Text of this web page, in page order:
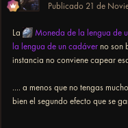
Publicado 21 de
La Moneda de la lengua de
la lengua de un cadáver no son
instancia no conviene capear
.... a menos que no tengas
bien el segundo efecto que se